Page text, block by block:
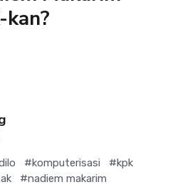
kan?
#komputerisasi
#kpk
#nadiem makarim